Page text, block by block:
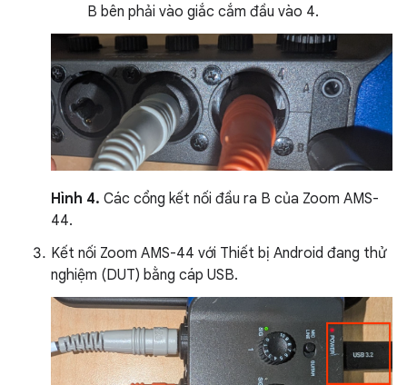
B bên phải vào giắc cắm đầu vào 4.
Hình 4. Các cổng kết nối đầu ra B của Zoom AMS-
44.
Kết nối Zoom AMS-44 với Thiết bị Android đang thử
nghiệm (DUT) bằng cáp USB.